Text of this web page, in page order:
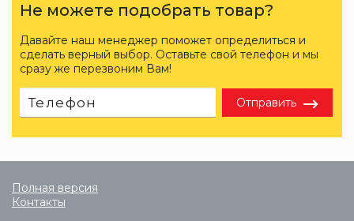
Не можете подобрать товар?
Давайте наш менеджер поможет определиться и
сделать верный выбор. Оставьте свой телефон и мы
сразу же перезвоним Вам!
Отправить
Полная версия
Контакты